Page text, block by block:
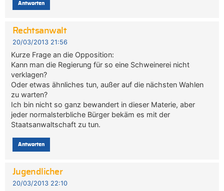
Antworten
Rechtsanwalt
20/03/2013 21:56
Kurze Frage an die Opposition:
Kann man die Regierung für so eine Schweinerei nicht
verklagen?
Oder etwas ähnliches tun, außer auf die nächsten Wahlen
zu warten?
Ich bin nicht so ganz bewandert in dieser Materie, aber
jeder normalsterbliche Bürger bekäm es mit der
Staatsanwaltschaft zu tun.
Antworten
Jugendlicher
20/03/2013 22:10